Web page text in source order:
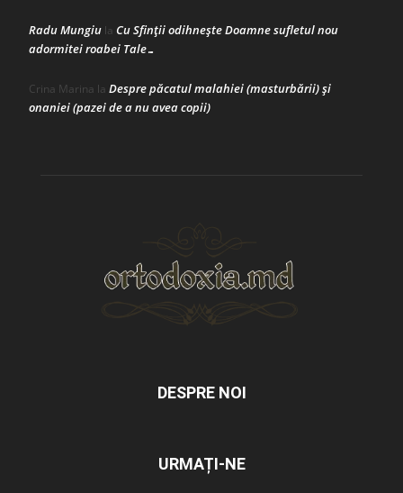
Radu Mungiu la Cu Sfinții odihnește Doamne sufletul nou
adormitei roabei Tale…
Crina Marina la Despre păcatul malahiei (masturbării) şi
onaniei (pazei de a nu avea copii)
DESPRE NOI
URMAȚI-NE